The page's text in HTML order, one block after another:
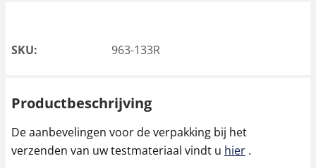
SKU: 963-133R
Productbeschrijving
De aanbevelingen voor de verpakking bij het
verzenden van uw testmateriaal vindt u hier .